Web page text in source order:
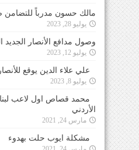
مالك حسون مدرباً للتضامن
يوليو 28, 2023
وصول مدافع الأنصار الجديد
يوليو 12, 2023
علي علاء الدين يوقع للأنصار
يوليو 8, 2023
محمد قصاص اول لاعب
الأردني
مارس 24, 2021
مشكلة ايوب حلت بهدوء